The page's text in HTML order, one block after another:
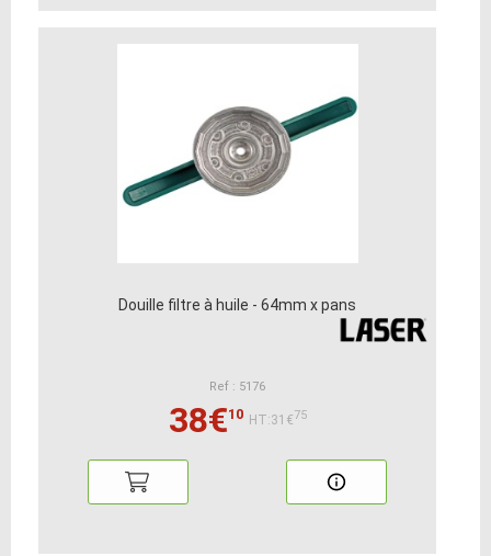
Douille filtre à huile - 64mm x pans
Ref : 5176
38€10 HT:31€75